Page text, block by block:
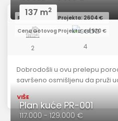
Redovna Cena Projekta: 2604 €
Cena Gotovog Projekta: od 930 €
137 m2
2 4
Dobrodošli u ovu prelepu
savršeno osmišljenu da pruži
VIŠE
Plan kuće PR-001
117.000 - 129.000 €